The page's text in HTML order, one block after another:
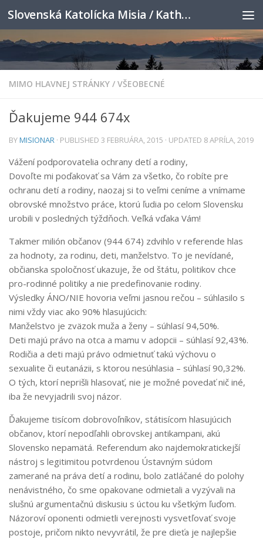
Skip to content Slovenská Katolícka Misia / Katholische Slowakenmission
MIMO HLAVNEJ STRÁNKY / VŠEOBECNÉ
Ďakujeme 944 674x
BYMISIONAR · PUBLISHED 3 FEBRUÁRA, 2015 · UPDATED 8 APRÍLA, 2019
Vážení podporovatelia ochrany detí a rodiny,
Dovoľte mi poďakovať sa Vám za všetko, čo robíte pre
ochranu detí a rodiny, naozaj si to veľmi ceníme a vnímame
obrovské množstvo práce, ktorú ľudia po celom Slovensku
urobili v posledných týždňoch. Veľká vďaka Vám!
Takmer milión občanov (944 674) zdvihlo v referende hlas
za hodnoty, za rodinu, deti, manželstvo. To je nevídané,
občianska spoločnosť ukazuje, že od štátu, politikov chce
pro-rodinné politiky a nie predefinovanie rodiny.
Výsledky ÁNO/NIE hovoria veľmi jasnou rečou – súhlasilo s
nimi vždy viac ako 90% hlasujúcich:
Manželstvo je zväzok muža a ženy – súhlasí 94,50%.
Deti majú právo na otca a mamu v adopcii – súhlasí 92,43%.
Rodičia a deti majú právo odmietnuť takú výchovu o
sexualite či eutanázii, s ktorou nesúhlasia – súhlasí 90,32%.
O tých, ktorí neprišli hlasovať, nie je možné povedať nič iné,
iba že nevyjadrili svoj názor.
Ďakujeme tisícom dobrovoľníkov, státisícom hlasujúcich
občanov, ktorí nepodľahli obrovskej antikampani, akú
Slovensko nepamätá. Referendum ako najdemokratickejší
nástroj s legitimitou potvrdenou Ústavným súdom
zamerané na práva detí a rodinu, bolo zatláčané do polohy
nenávistného, čo sme opakovane odmietali a vyzývali na
slušnú argumentačnú diskusiu s úctou ku všetkým ľuďom.
Názoroví oponenti odmietli verejnosti vysvetľovať svoje
postoje, pričom nikto nevyvrátil, že pre dieťa je najlepšie